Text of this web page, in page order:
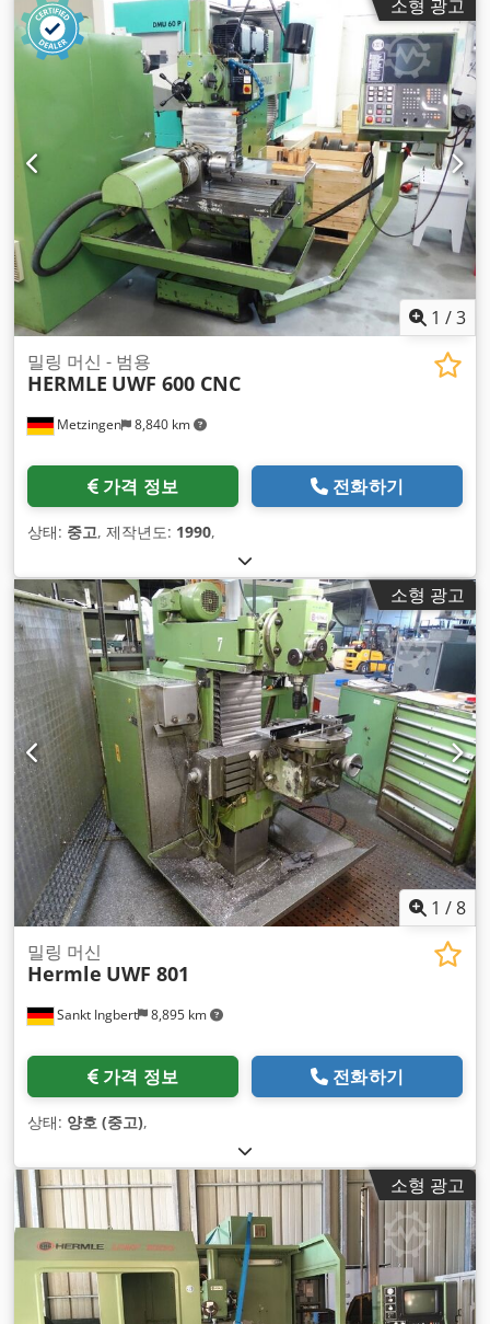
소형 광고
1 /3
Metzingen 8,840 km
밀링 머신 - 범용
HERMLE UWF 600 CNC
가격 정보 전화하기
상태: 중고, 제작년도: 1990,
소형 광고
1 /8
Sankt Ingbert 8,895 km
밀링 머신
Hermle UWF 801
가격 정보 전화하기
상태: 양호 (중고),
소형 광고